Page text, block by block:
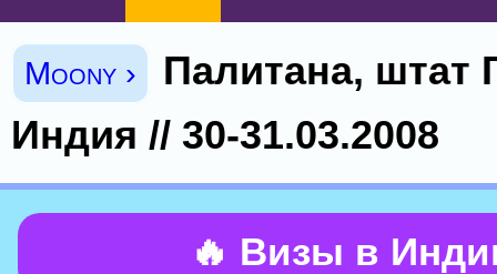
Moony ›
Палитана, штат
Индия // 30-31.03.2008
🔥 Визы в